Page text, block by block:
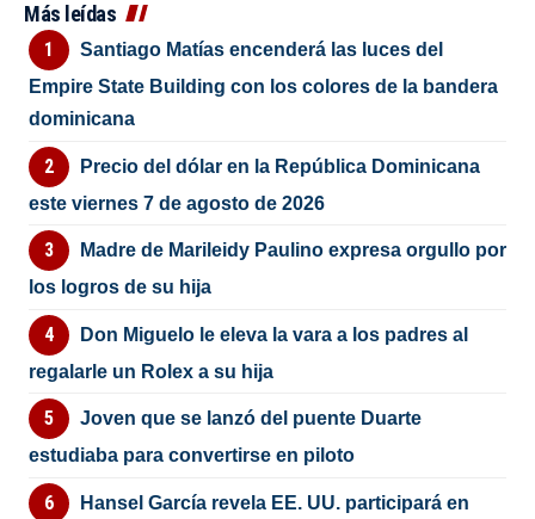
Más leídas
Santiago Matías encenderá las luces del
Empire State Building con los colores de la bandera
dominicana
Precio del dólar en la República Dominicana
este viernes 7 de agosto de 2026
Madre de Marileidy Paulino expresa orgullo por
los logros de su hija
Don Miguelo le eleva la vara a los padres al
regalarle un Rolex a su hija
Joven que se lanzó del puente Duarte
estudiaba para convertirse en piloto
Hansel García revela EE. UU. participará en